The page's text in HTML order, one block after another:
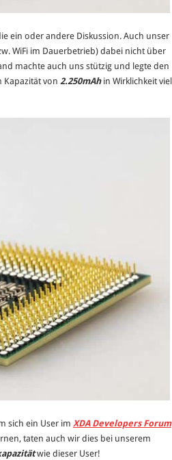
ein oder andere Diskussion. Auch unser
WiFi im Dauerbetrieb) dabei nicht über
machte auch uns stützig und legte den
Kapazität von 2.250mAhin Wirklichkeit viel
sich ein User im XDA Developers Forum
taten auch wir dies bei unserem
wie dieser User!